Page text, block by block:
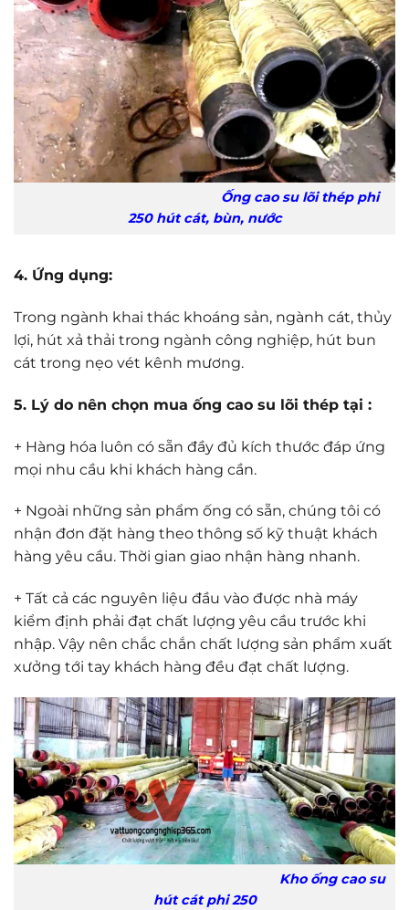
Ống cao su lõi thép phi
250 hút cát, bùn, nước
4. Ứng dụng:
Trong ngành khai thác khoáng sản, ngành cát, thủy
lợi, hút xả thải trong ngành công nghiệp, hút bun
cát trong nẹo vét kênh mương.
5. Lý do nên chọn mua ống cao su lõi thép tại :
+ Hàng hóa luôn có sẵn đầy đủ kích thước đáp ứng
mọi nhu cầu khi khách hàng cần.
+ Ngoài những sản phẩm ống có sẵn, chúng tôi có
nhận đơn đặt hàng theo thông số kỹ thuật khách
hàng yêu cầu. Thời gian giao nhận hàng nhanh.
+ Tất cả các nguyên liệu đầu vào được nhà máy
kiểm định phải đạt chất lượng yêu cầu trước khi
nhập. Vậy nên chắc chắn chất lượng sản phẩm xuất
xưởng tới tay khách hàng đều đạt chất lượng.
Kho ống cao su
hút cát phi 250